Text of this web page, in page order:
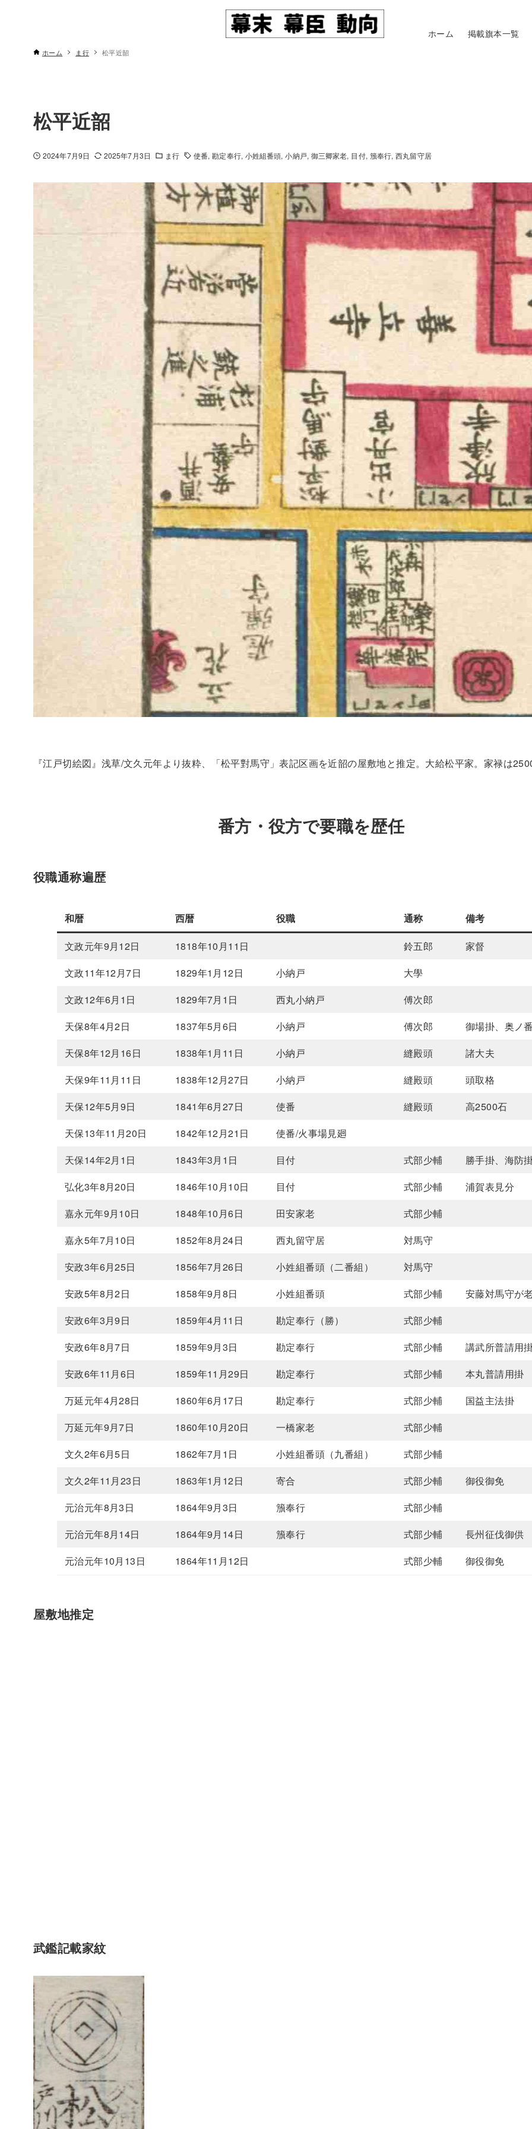
ホーム 掲載旗本一覧
ホーム ま行 松平近韶
松平近韶
2024年7月9日 2025年7月3日 ま行 使番 勘定奉行 小姓組番頭 小納戸 御三卿家老 目付 籏奉行 西丸留守居
『江戸切絵図』浅草/文久元年より抜粋、「松平對馬守」表記区画を近韶の屋敷地と推定。大給松平家。家禄は
番方・役方で要職を歴任
役職通称遍歴
和暦 西暦 役職 通称 備考
文政元年9月12日 1818年10月11日 鈴五郎
家督
文政11年12月7日
1829年1月12日 小納戸
大學
文政12年6月1日
1829年7月1日 西丸小納戸
傅次郎
天保8年4月2日
1837年5月6日 小納戸 傅次郎
御場掛、奥ノ
天保8年12月16日
1838年1月11日 小納戸 縫殿頭
諸大夫
天保9年11月11日
1838年12月27日 小納戸 縫殿頭
頭取格
天保12年5月9日
1841年6月27日 使番 縫殿頭
高2500石
天保13年11月20日
1842年12月21日
使番/火事場見廻
天保14年2月1日
1843年3月1日 目付 式部少輔
勝手掛、海防
弘化3年8月20日
1846年10月10日 目付 式部少輔
浦賀表見分
嘉永元年9月10日
1848年10月6日 田安家老
式部少輔
嘉永5年7月10日
1852年8月24日 西丸留守居
対馬守
安政3年6月25日
1856年7月26日 小姓組番頭（二番組）
対馬守
安政5年8月2日
1858年9月8日 小姓組番頭 式部少輔
安藤対馬守が
安政6年3月9日
1859年4月11日 勘定奉行（勝）
式部少輔
安政6年8月7日
1859年9月3日 勘定奉行 式部少輔
講武所普請用
安政6年11月6日
1859年11月29日 勘定奉行 式部少輔
本丸普請用掛
万延元年4月28日
1860年6月17日 勘定奉行 式部少輔
国益主法掛
万延元年9月7日
1860年10月20日 一橋家老
式部少輔
文久2年6月5日
1862年7月1日 小姓組番頭（九番組）
式部少輔
文久2年11月23日
1863年1月12日 寄合 式部少輔
御役御免
元治元年8月3日
1864年9月3日 籏奉行
式部少輔
元治元年8月14日
1864年9月14日 籏奉行 式部少輔
長州征伐御供
元治元年10月13日
1864年11月12日 式部少輔 御役御免
屋敷地推定
武鑑記載家紋